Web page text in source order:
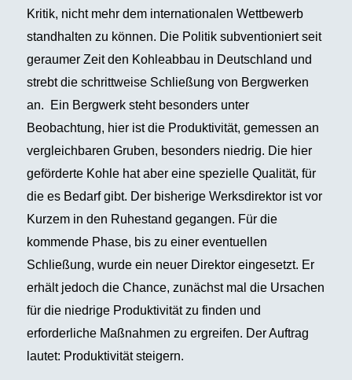
Kritik, nicht mehr dem internationalen Wettbewerb
standhalten zu können. Die Politik subventioniert seit
geraumer Zeit den Kohleabbau in Deutschland und
strebt die schrittweise Schließung von Bergwerken
an. Ein Bergwerk steht besonders unter
Beobachtung, hier ist die Produktivität, gemessen an
vergleichbaren Gruben, besonders niedrig. Die hier
geförderte Kohle hat aber eine spezielle Qualität, für
die es Bedarf gibt. Der bisherige Werksdirektor ist vor
Kurzem in den Ruhestand gegangen. Für die
kommende Phase, bis zu einer eventuellen
Schließung, wurde ein neuer Direktor eingesetzt. Er
erhält jedoch die Chance, zunächst mal die Ursachen
für die niedrige Produktivität zu finden und
erforderliche Maßnahmen zu ergreifen. Der Auftrag
lautet: Produktivität steigern.